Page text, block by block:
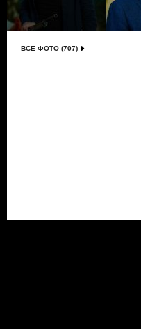
ВСЕ ФОТО (707)